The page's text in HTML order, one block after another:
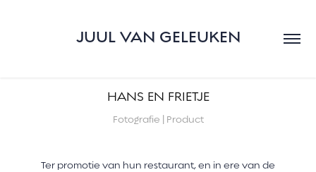
JUUL VAN GELEUKEN
HANS EN FRIETJE
Fotografie | Product
Ter promotie van hun restaurant, en in ere van de